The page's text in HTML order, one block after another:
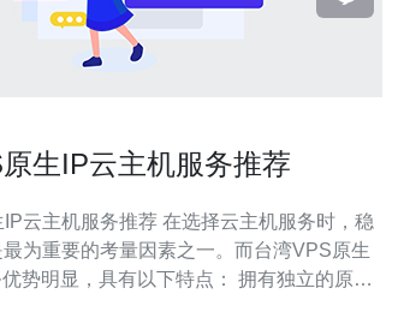
生IP云主机服务推荐
推荐 在选择云主机服务时，稳
为重要的考量因素之一。而台湾VPS原生
显，具有以下特点： 拥有独立的原生